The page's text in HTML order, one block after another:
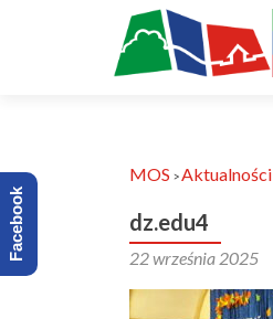
MOS >Aktualności
dz.edu4
22 września 2025
Facebook